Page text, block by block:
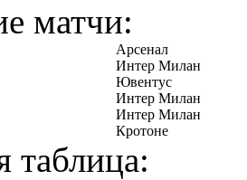
матчи:
Арсенал
Интер Милан
Ювентус
Интер Милан
Интер Милан
Кротоне
таблица: